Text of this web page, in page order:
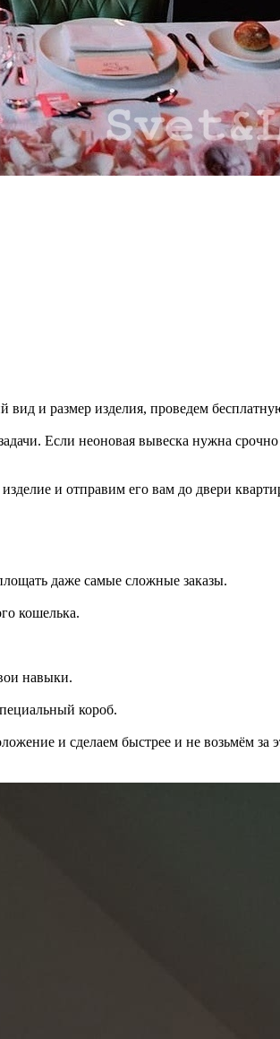
и размер изделия, проведем
Если неоновая вывеска нужна
и отправим его вам до двери
даже самые сложные заказы.
кошелька.
навыки.
короб.
и сделаем быстрее и не возьмём за